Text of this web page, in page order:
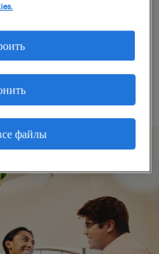
или ключевые
ли они
файлы